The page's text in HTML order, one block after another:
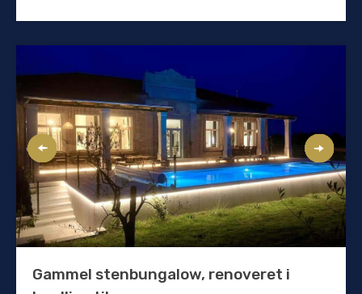
Gammel stenbungalow, renoveret i